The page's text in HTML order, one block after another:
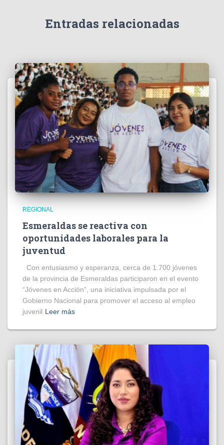
Entradas relacionadas
REGIONAL
Esmeraldas se reactiva con
oportunidades laborales para la
juventud
Con entusiasmo y esperanza, cerca de 1.700 jóvenes
de la provincia de Esmeraldas participaron en el evento
“Jóvenes en Acción”, una iniciativa impulsada por el
Gobierno Nacional para promover el acceso al empleo
juvenil Leer más